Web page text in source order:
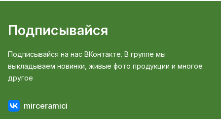
Подписывайся
Подписывайся на нас ВКонтакте. В группе мы
выкладываем новинки, живые фото продукции и многое
другое
mirceramici